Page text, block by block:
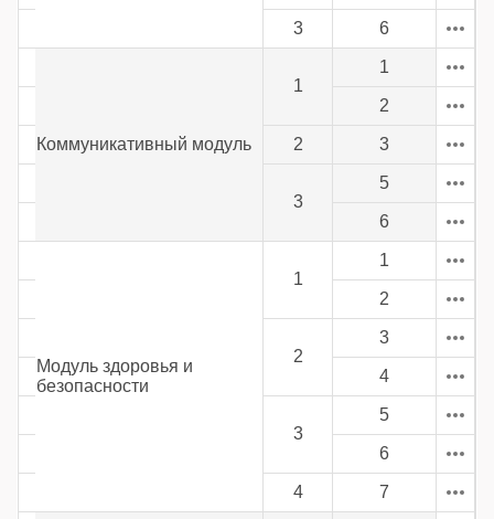
3 6
Коммуникативный модуль
1
1
2
2 3
3
5
6
Модуль здоровья и
безопасности
1
1
2
2
3
4
3
5
6
4 7